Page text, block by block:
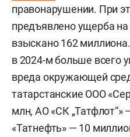
правонарушении. При
предъявлено ущерба
взыскано 162
в 2024-м больше всего
вреда окружающей
татарстанские ООО
млн, АО «СК
«Татнефть» — 10